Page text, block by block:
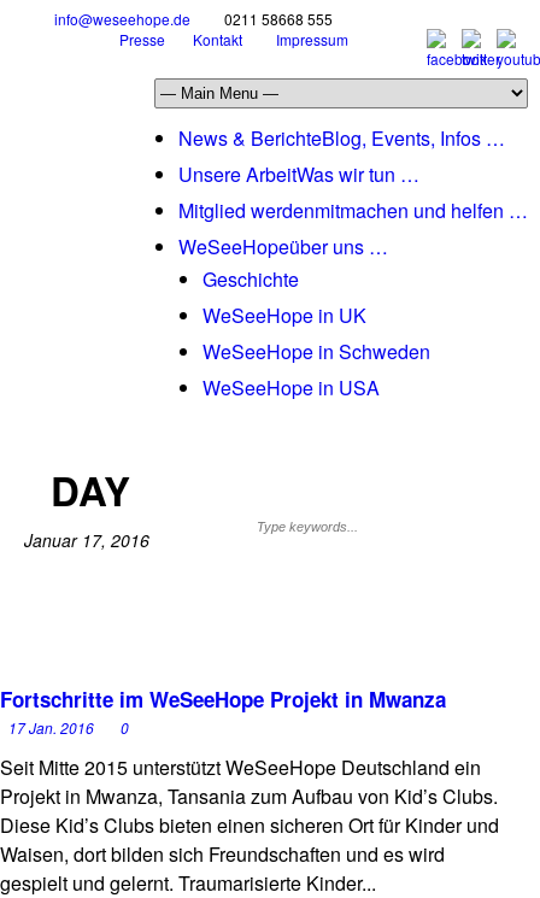
info@weseehope.de
0211 58668 555
Presse
Kontakt Impressum
News & BerichteBlog, Events, Infos …
Unsere ArbeitWas wir tun …
Mitglied werdenmitmachen und helfen …
WeSeeHopeüber uns …
Geschichte
WeSeeHope in UK
WeSeeHope in Schweden
WeSeeHope in USA
DAY
Januar 17, 2016
Fortschritte im WeSeeHope Projekt in Mwanza
17 Jan. 2016 0
Seit Mitte 2015 unterstützt WeSeeHope Deutschland ein
Projekt in Mwanza, Tansania zum Aufbau von Kid’s Clubs.
Diese Kid’s Clubs bieten einen sicheren Ort für Kinder und
Waisen, dort bilden sich Freundschaften und es wird
gespielt und gelernt. Traumarisierte Kinder...